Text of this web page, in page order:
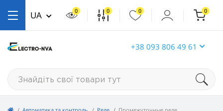
+38 093 806 49 61
UA 0 0 0 0